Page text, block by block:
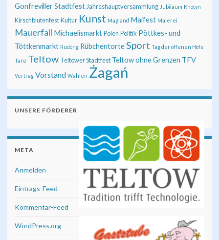
Gonfreviller StadtfestJahreshauptversammlung Jubiläum Khotyn
KirschblütenfestKultur Kunst Magland Maifest Malerei
Mauerfall MichaelismarktPolen Politik Pöttkes- und
Töttkenmarkt Rudong RübchentorteSport Tag der offenen Höfe
Tanz Teltow Teltower Stadtfest Teltow ohne Grenzen TFV
Vertrag Vorstand Wahlen Żagań
UNSERE FÖRDERER
META
Anmelden
Eintrags-Feed
Kommentar-Feed
WordPress.org